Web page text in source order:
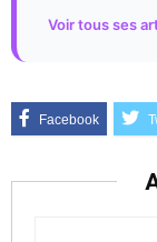
Voir tous ses